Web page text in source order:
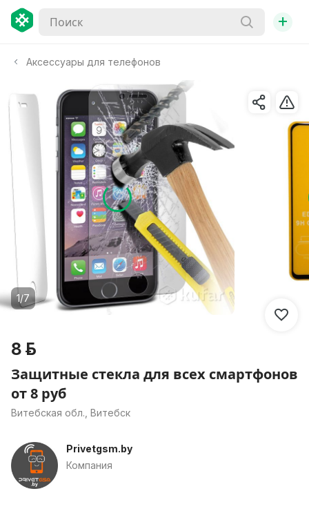
+
Аксессуары для телефонов
1/7
8 р.
Защитные стекла для всех смартфонов
от 8 руб
Витебская обл., Витебск
Privetgsm.by
Компания